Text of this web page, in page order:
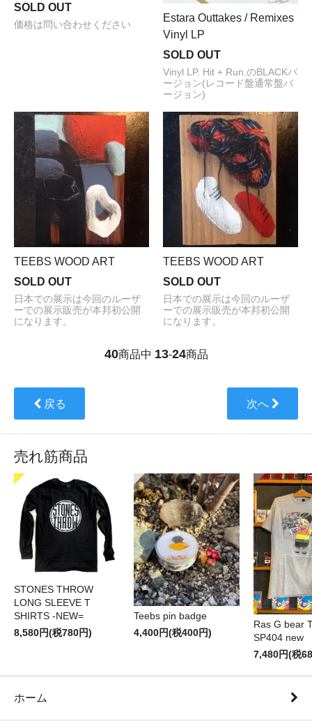
SOLD OUT
価格は問い合わせください
Estara Outtakes / Remixes
Vinyl LP
SOLD OUT
Vinyl LP. Hit + Run.のBLACKバ
ージョン(レコード盤通常盤バ
ージョン)
TEEBS WOOD ART
SOLD OUT
日本での展示は今回のルーザ
ーでの展示販売が本邦初公開
になります。
TEEBS WOOD ART
SOLD OUT
日本での展示は今回のルーザ
ーでの展示販売が本邦初公開
になります。
40商品中 13-24商品
戻る 次へ
売れ筋商品
STONES THROW
LONG SLEEVE T
SHIRTS -NEW=
8,580円(税780円)
Teebs pin badge
4,400円(税400円)
Ras G bear
SP404 new
7,480円(税
ホーム